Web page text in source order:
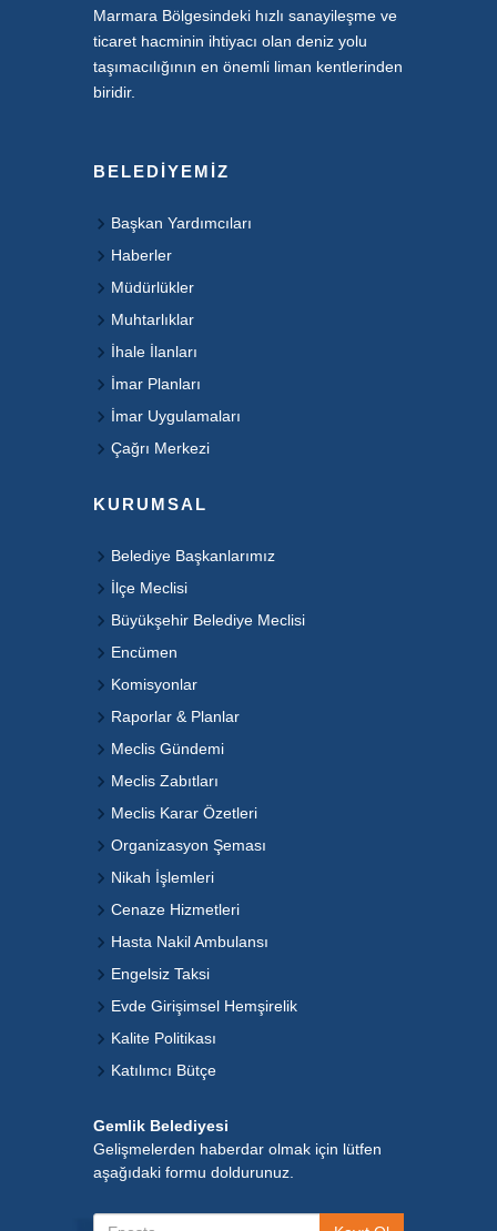
Marmara Bölgesindeki hızlı sanayileşme ve
ticaret hacminin ihtiyacı olan deniz yolu
taşımacılığının en önemli liman kentlerinden
biridir.
BELEDIYEMIZ
Başkan Yardımcıları
Haberler
Müdürlükler
Muhtarlıklar
İhale İlanları
İmar Planları
İmar Uygulamaları
Çağrı Merkezi
KURUMSAL
Belediye Başkanlarımız
İlçe Meclisi
Büyükşehir Belediye Meclisi
Encümen
Komisyonlar
Raporlar & Planlar
Meclis Gündemi
Meclis Zabıtları
Meclis Karar Özetleri
Organizasyon Şeması
Nikah İşlemleri
Cenaze Hizmetleri
Hasta Nakil Ambulansı
Engelsiz Taksi
Evde Girişimsel Hemşirelik
Kalite Politikası
Katılımcı Bütçe
Gemlik Belediyesi
Gelişmelerden haberdar olmak için lütfen
aşağıdaki formu doldurunuz.